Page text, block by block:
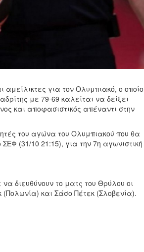
αμείλικτες για τον Ολυμπιακό, ο
με 79-69 καλείται να δείξει
και αποφασιστικός απέναντι στην
του αγώνα του Ολυμπιακού που θα
(31/10 21:15), για την 7η αγωνιστική
διευθύνουν το ματς του Θρύλου οι
(Πολωνία) και Σάσο Πέτεκ (Σλοβενία).